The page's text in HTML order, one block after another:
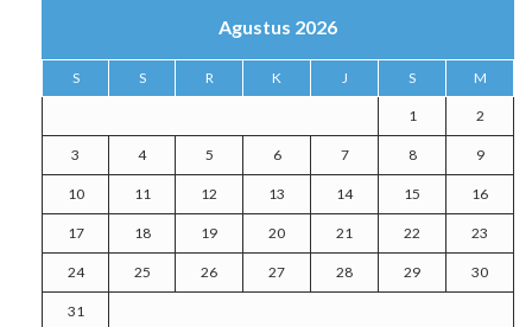
Agustus 2026
S S R K J S M
1 2
3 4 5 6 7 8 9
10 11 12 13 14 15 16
17 18 19 20 21 22 23
24 25 26 27 28 29 30
31